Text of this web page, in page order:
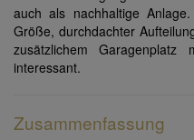
auch als nachhaltige
Größe, durchdachter
zusätzlichem
interessant.
Zusammenfassung